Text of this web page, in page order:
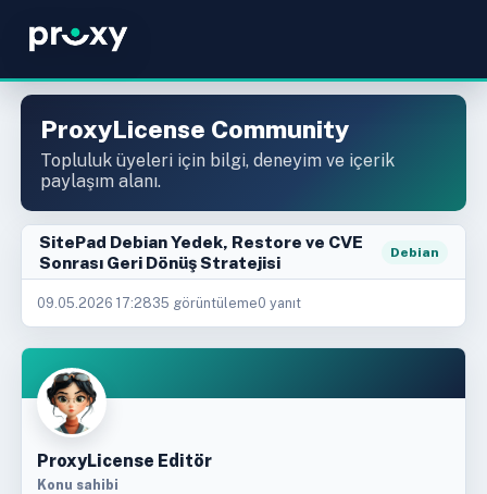
ProxyLicense Community
Topluluk üyeleri için bilgi, deneyim ve içerik
paylaşım alanı.
SitePad Debian Yedek, Restore ve CVE
Sonrası Geri Dönüş Stratejisi
Debian
09.05.2026 17:2835 görüntüleme0 yanıt
ProxyLicense Editör
Konu sahibi